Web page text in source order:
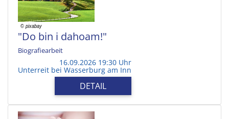
"Do bin i dahoam!"
Biografiearbeit
16.09.2026 19:30 Uhr
Unterreit bei Wasserburg am Inn
DETAIL